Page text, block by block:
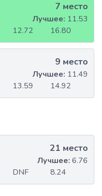
7 место
12.72 16.80
Лучшее: 11.53
9 место
13.59 14.92
Лучшее: 11.49
21 место
DNF 8.24
Лучшее: 6.76